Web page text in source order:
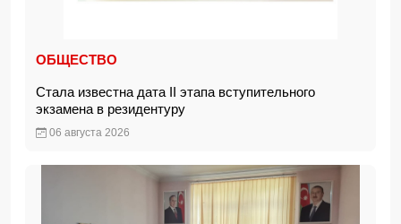
ОБЩЕСТВО
Стала известна дата II этапа вступительного
экзамена в резидентуру
06 августа 2026